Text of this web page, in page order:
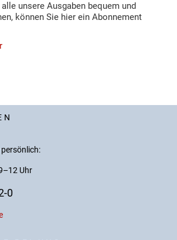
unsere Ausgaben bequem und
können Sie hier ein Abonnement
Uhr
0